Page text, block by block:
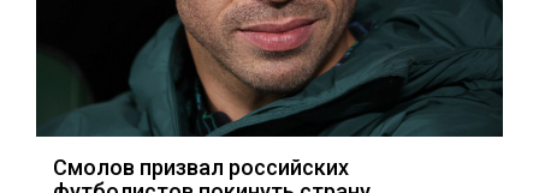
Смолов призвал российских